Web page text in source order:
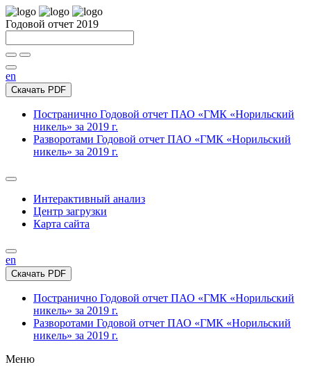
Годовой отчет 2019
en
Скачать PDF
Постранично Годовой отчет ПАО «ГМК «Норильский
никель» за 2019 г.
Разворотами Годовой отчет ПАО «ГМК «Норильский
никель» за 2019 г.
Интерактивный анализ
Центр загрузки
Карта сайта
en
Скачать PDF
Постранично Годовой отчет ПАО «ГМК «Норильский
никель» за 2019 г.
Разворотами Годовой отчет ПАО «ГМК «Норильский
никель» за 2019 г.
Меню